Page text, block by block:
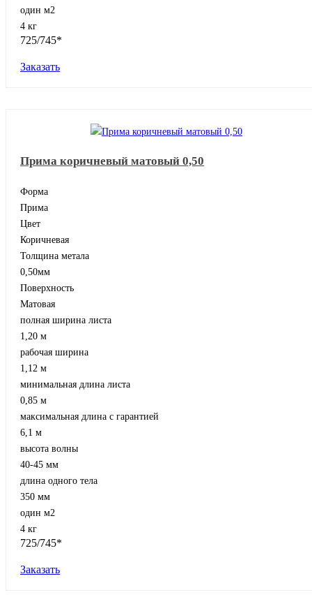
один м2
4 кг
725/745*
Заказать
Прима коричневый матовый 0,50
Форма
Прима
Цвет
Коричневая
Толщина метала
0,50мм
Поверхность
Матовая
полная ширина листа
1,20 м
рабочая ширина
1,12 м
минимальная длина листа
0,85 м
максимальная длина с гарантией
6,1 м
высота волны
40-45 мм
длина одного тела
350 мм
один м2
4 кг
725/745*
Заказать